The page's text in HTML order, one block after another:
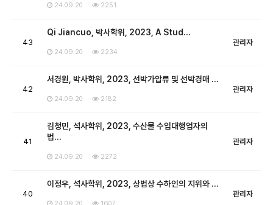
24.09.20 2251
43
Qi Jiancuo, 박사학위, 2023, A Stud…
24.09.20 2234
관리자
42
서경원, 박사학위, 2023, 선박가압류 및 선박경매 …
24.09.20 2182
관리자
41
김청민, 석사학위, 2023, 수산물 수입대행업자의
법…
24.09.20 2272
관리자
40
이정우, 석사학위, 2023, 상법상 수하인의 지위와 …
관리자